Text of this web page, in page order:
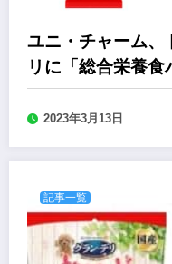
ユニ・チャーム、
リに「総合栄養
ク」
2023年3月13日
記事一覧